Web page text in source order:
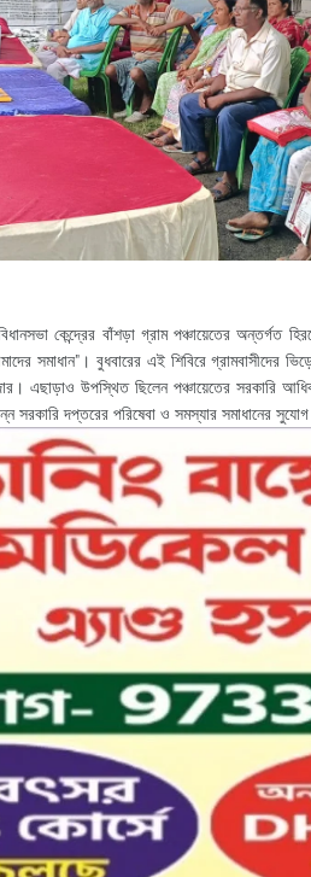
কেন্দ্রের বাঁশড়া গ্রাম পঞ্চায়েতের অন্তর্গত
সমাধান”। বুধবারের এই শিবিরে গ্রামবাসীদের
এছাড়াও উপস্থিত ছিলেন পঞ্চায়েতের সরকারি
সরকারি দপ্তরের পরিষেবা ও সমস্যার সমাধানের